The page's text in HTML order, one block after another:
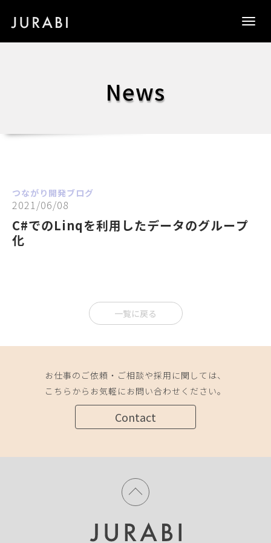
News
つながり開発ブログ
2021/06/08
C#でのLinqを利用したデータのグループ
化
一覧に戻る
お仕事のご依頼・ご相談や採用に関しては、
こちらからお気軽にお問い合わせください。
Contact